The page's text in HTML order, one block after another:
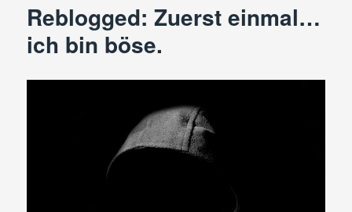
Reblogged: Zuerst einmal…
ich bin böse.